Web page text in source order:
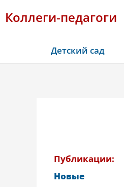
Коллеги-педагоги
Детский сад
Публикации:
Новые